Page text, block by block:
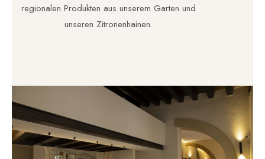
regionalen Produkten aus unserem Garten und
unseren Zitronenhainen.